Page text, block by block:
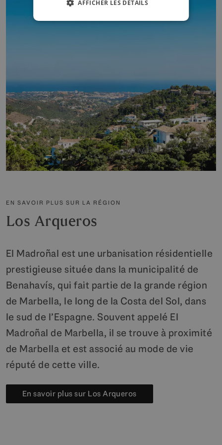
EN SAVOIR PLUS SUR LA RÉGION
Los Arqueros
El Madroñal est une urbanisation résidentielle
prestigieuse située dans la municipalité de
Benahavís, qui fait partie de la grande région
de Marbella, le long de la Costa del Sol, dans
le sud de l’Espagne. Souvent appelé El
Madroñal de Marbella, il se trouve à proximité
de Marbella et est associé au mode de vie
réputé de cette ville.
En savoir plus sur Los Arqueros
AFFICHER LES DÉTAILS